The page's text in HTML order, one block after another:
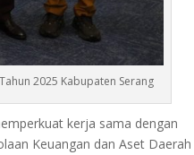
2025 Kabupaten Serang
kerja sama dengan
Keuangan dan Aset Daerah